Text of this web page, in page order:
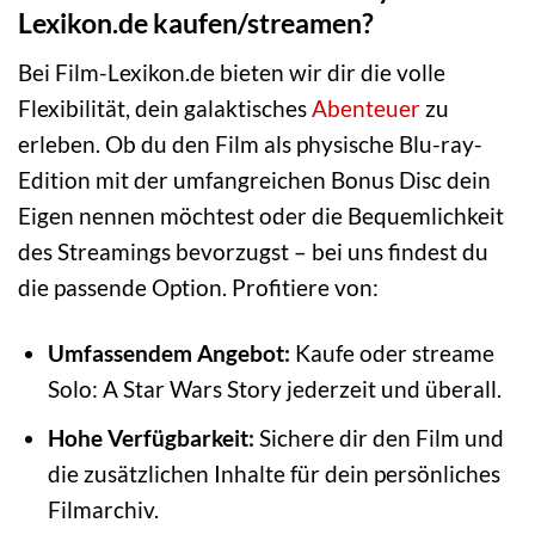
Lexikon.de kaufen/streamen?
Bei Film-Lexikon.de bieten wir dir die volle
Flexibilität, dein galaktischesAbenteuer zu
erleben. Ob du den Film als physische Blu-ray-
Edition mit der umfangreichen Bonus Disc dein
Eigen nennen möchtest oder die Bequemlichkeit
des Streamings bevorzugst – bei uns findest du
die passende Option. Profitiere von:
Umfassendem Angebot: Kaufe oder streame
Solo: A Star Wars Story jederzeit und überall.
Hohe Verfügbarkeit: Sichere dir den Film und
die zusätzlichen Inhalte für dein persönliches
Filmarchiv.